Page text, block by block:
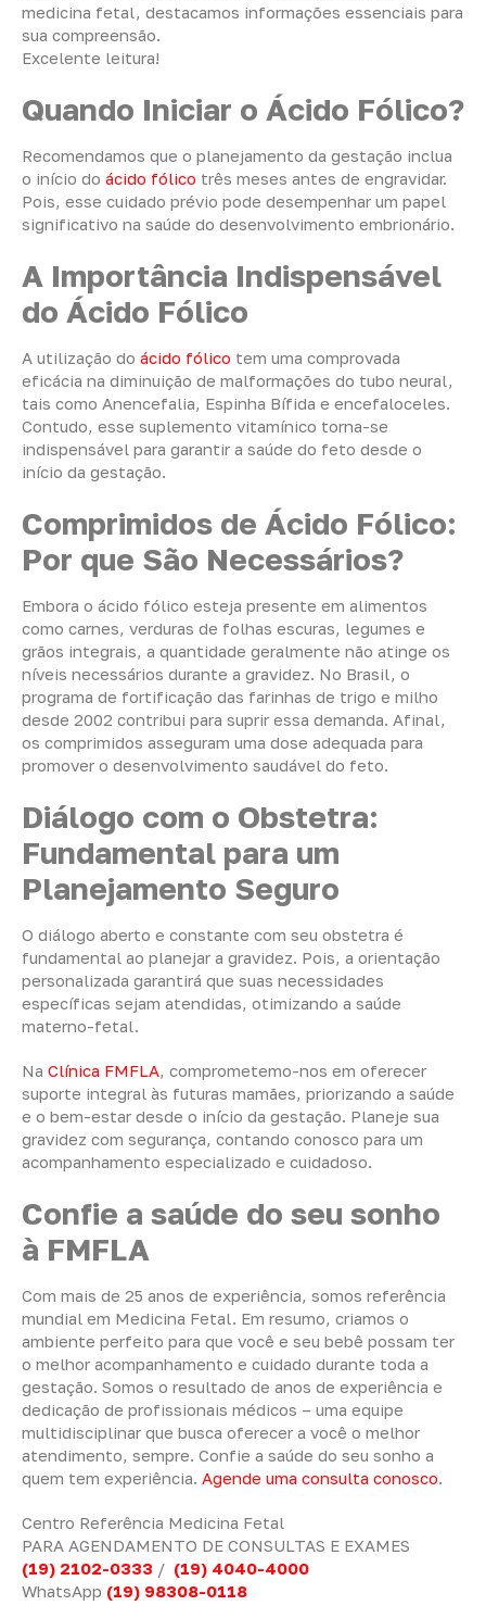
medicina fetal, destacamos informações essenciais para
sua compreensão.
Excelente leitura!
Quando Iniciar o Ácido Fólico?
Recomendamos que o planejamento da gestação inclua
o início do ácido fólico três meses antes de engravidar.
Pois, esse cuidado prévio pode desempenhar um papel
significativo na saúde do desenvolvimento embrionário.
A Importância Indispensável
do Ácido Fólico
A utilização do ácido fólico tem uma comprovada
eficácia na diminuição de malformações do tubo neural,
tais como Anencefalia, Espinha Bífida e encefaloceles.
Contudo, esse suplemento vitamínico torna-se
indispensável para garantir a saúde do feto desde o
início da gestação.
Comprimidos de Ácido Fólico:
Por que São Necessários?
Embora o ácido fólico esteja presente em alimentos
como carnes, verduras de folhas escuras, legumes e
grãos integrais, a quantidade geralmente não atinge os
níveis necessários durante a gravidez. No Brasil, o
programa de fortificação das farinhas de trigo e milho
desde 2002 contribui para suprir essa demanda. Afinal,
os comprimidos asseguram uma dose adequada para
promover o desenvolvimento saudável do feto.
Diálogo com o Obstetra:
Fundamental para um
Planejamento Seguro
O diálogo aberto e constante com seu obstetra é
fundamental ao planejar a gravidez. Pois, a orientação
personalizada garantirá que suas necessidades
específicas sejam atendidas, otimizando a saúde
materno-fetal.
Na Clínica FMFLA, comprometemo-nos em oferecer
suporte integral às futuras mamães, priorizando a saúde
e o bem-estar desde o início da gestação. Planeje sua
gravidez com segurança, contando conosco para um
acompanhamento especializado e cuidadoso.
Confie a saúde do seu sonho
à FMFLA
Com mais de 25 anos de experiência, somos referência
mundial em Medicina Fetal. Em resumo, criamos o
ambiente perfeito para que você e seu bebê possam ter
o melhor acompanhamento e cuidado durante toda a
gestação. Somos o resultado de anos de experiência e
dedicação de profissionais médicos – uma equipe
multidisciplinar que busca oferecer a você o melhor
atendimento, sempre. Confie a saúde do seu sonho a
quem tem experiência. Agende uma consulta conosco.
Centro Referência Medicina Fetal
PARA AGENDAMENTO DE CONSULTAS E EXAMES
(19) 2102-0333 / (19) 4040-4000
WhatsApp (19) 98308-0118